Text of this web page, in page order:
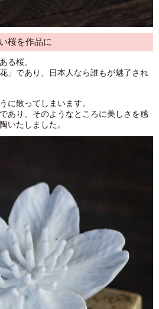
桜を作品に
る桜。
」であり、日本人なら誰もが魅了され
に散ってしまいます。
あり、そのようなところに美しさを感
いたしました。